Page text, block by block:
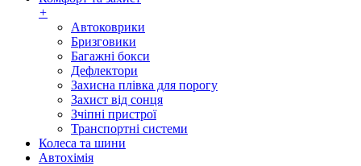
+
Автоковрики
Бризговики
Багажні бокси
Дефлектори
Захисна плівка для порогу
Захист від сонця
Зчіпні пристрої
Транспортні системи
Колеса та шини
Автохімія